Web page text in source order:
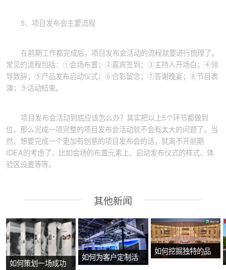
5、项目发布会主要流程
在前期工作都完成后，项目发布会活动的流程就要进行梳理了。
常见的流程包括：①会场布置；②嘉宾签到；③主持人开场白；④领
导致辞；⑤产品发布启动仪式；⑥合影留念；⑦答谢晚宴；⑧节目表
演；⑨活动结束。
项目发布会活动到底应该怎么办？其实把以上5个环节都做到
位，那么完成一项完整的项目发布会活动就不会有太大的问题了。当
然，想要完成一个更加有创意的项目发布会的话，就离不开前期
IDEA的考虑了，比如会场的布置元素上、启动发布仪式的样式、体
验区设置等等。
其他新闻
如何策划一场成功
如何为客户定制活
如何挖掘独特的品